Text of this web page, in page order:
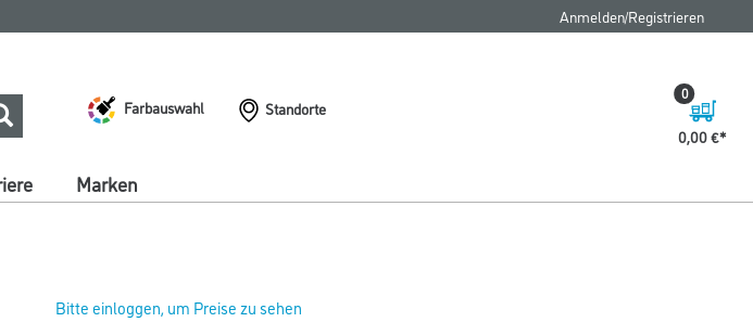
Anmelden/Registrieren
Farbauswahl
Standorte
0,00 €
0
Marken
Bitte einloggen, um Preise zu sehen